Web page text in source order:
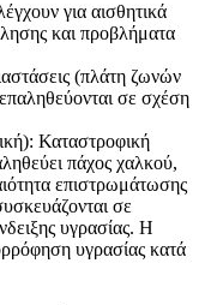
για αισθητικά
και προβλήματα
(πλάτη ζωνών
σε σχέση
Καταστροφική
πάχος χαλκού,
επιστρωμάτωσης
σε
υγρασίας. Η
υγρασίας κατά